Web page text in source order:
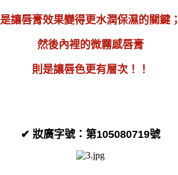
是讓唇膏效果變得更水潤保濕的關鍵；
然後內裡的微霧感唇膏
則是讓唇色更有層次！！
✔ 妝廣字號：第105080719號